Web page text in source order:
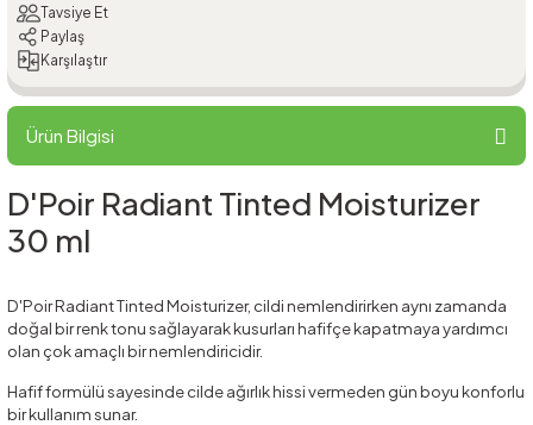
Tavsiye Et
Paylaş
Karşılaştır
Ürün Bilgisi
D'Poir Radiant Tinted Moisturizer
30 ml
D'Poir Radiant Tinted Moisturizer, cildi nemlendirirken aynı zamanda
doğal bir renk tonu sağlayarak kusurları hafifçe kapatmaya yardımcı
olan çok amaçlı bir nemlendiricidir.
Hafif formülü sayesinde cilde ağırlık hissi vermeden gün boyu konforlu
bir kullanım sunar.